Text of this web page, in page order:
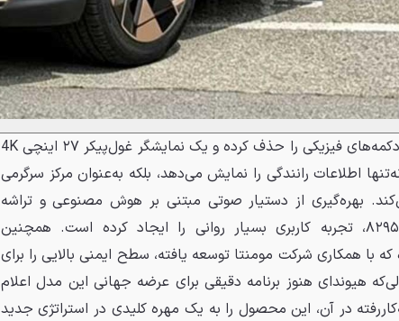
در فضای داخلی، هیوندای تمام دکمه‌های فیزیکی را حذف کرده و یک نمایشگر غول‌پیکر ۲۷ اینچی 4K
اطلاعات رانندگی را نمایش می‌دهد، بلکه به‌عنوان مرکز سرگرمی
بهره‌گیری از دستیار صوتی مبتنی بر هوش مصنوعی و تراشه
قدرتمند کوالکام اسنپ‌دراگون ۸۲۹۵، تجربه کاربری بسیار روانی را ایجاد کرده است. همچنین
با همکاری شرکت مومنتا توسعه یافته، سطح ایمنی بالایی را برای
هیوندای هنوز برنامه دقیقی برای عرضه جهانی این مدل اعلام
در آن، این محصول را به یک مهره کلیدی در استراتژی جدید